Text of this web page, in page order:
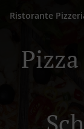
Ristorante